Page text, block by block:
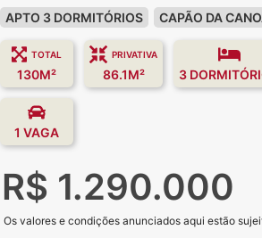
APTO 3 DORMITÓRIOS CAPÃO DA
TOTAL
130M²
PRIVATIVA
86.1M² 3
1 VAGA
R$ 1.290.000
Os valores e condições anunciados aqui estão